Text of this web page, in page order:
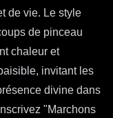
de vie. Le style
de pinceau
chaleur et
invitant les
divine dans
"Marchons